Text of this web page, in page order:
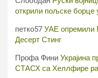
открили пољске
петко57 УАЕ опремили
Десерт Стинг
Профа Фини Украјина
СТАСХ са Хеллфире